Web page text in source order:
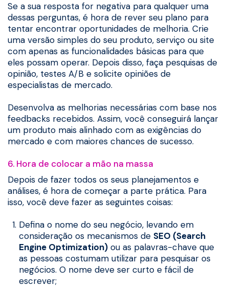
Se a sua resposta for negativa para qualquer uma
dessas perguntas, é hora de rever seu plano para
tentar encontrar oportunidades de melhoria. Crie
uma versão simples do seu produto, serviço ou site
com apenas as funcionalidades básicas para que
eles possam operar. Depois disso, faça pesquisas de
opinião, testes A/B e solicite opiniões de
especialistas de mercado.
Desenvolva as melhorias necessárias com base nos
feedbacks recebidos. Assim, você conseguirá lançar
um produto mais alinhado com as exigências do
mercado e com maiores chances de sucesso.
6. Hora de colocar a mão na massa
Depois de fazer todos os seus planejamentos e
análises, é hora de começar a parte prática. Para
isso, você deve fazer as seguintes coisas:
Defina o nome do seu negócio, levando em
consideração os mecanismos de SEO (Search
Engine Optimization) ou as palavras-chave que
as pessoas costumam utilizar para pesquisar os
negócios. O nome deve ser curto e fácil de
escrever;